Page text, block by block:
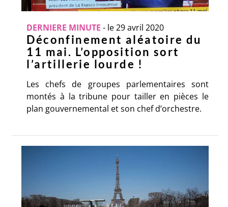
DERNIERE MINUTE - le 29 avril 2020
Déconfinement aléatoire du
11 mai. L’opposition sort
l’artillerie lourde !
Les chefs de groupes parlementaires sont
montés à la tribune pour tailler en pièces le
plan gouvernemental et son chef d’orchestre.